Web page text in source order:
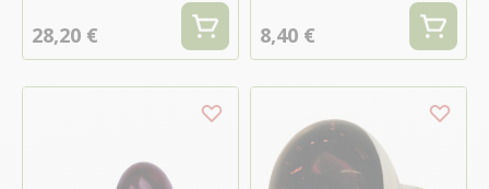
28,20 € 8,40 €